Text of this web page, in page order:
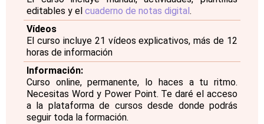
editables y el cuaderno de notas digital .
Vídeos
El curso incluye 21 vídeos explicativos, más de 12
horas de información
Información:
Curso online, permanente, lo haces a tu ritmo.
Necesitas Word y Power Point. Te daré el acceso
a la plataforma de cursos desde donde podrás
seguir toda la formación.